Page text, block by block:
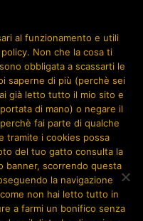
al funzionamento e utili
Non che la cosa ti
obbligata a scassarti le
saperne di più (perchè sei
già letto tutto il mio sito e
di mano) o negare il
fai parte di qualche
tramite i cookies possa
del tuo gatto consulta la
banner, scorrendo questa
la navigazione
non hai letto tutto in
a farmi un bonifico senza